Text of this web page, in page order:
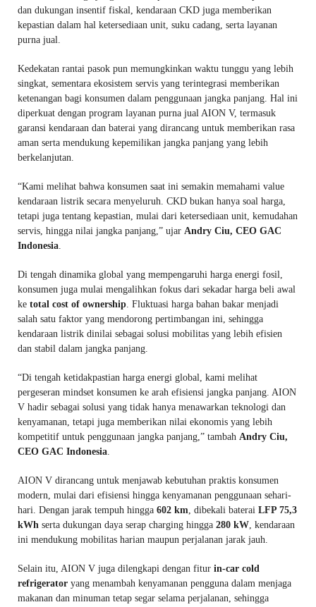
dan dukungan insentif fiskal, kendaraan CKD juga memberikan
kepastian dalam hal ketersediaan unit, suku cadang, serta layanan
purna jual.
Kedekatan rantai pasok pun memungkinkan waktu tunggu yang lebih
singkat, sementara ekosistem servis yang terintegrasi memberikan
ketenangan bagi konsumen dalam penggunaan jangka panjang. Hal ini
diperkuat dengan program layanan purna jual AION V, termasuk
garansi kendaraan dan baterai yang dirancang untuk memberikan rasa
aman serta mendukung kepemilikan jangka panjang yang lebih
berkelanjutan.
“Kami melihat bahwa konsumen saat ini semakin memahami value
kendaraan listrik secara menyeluruh. CKD bukan hanya soal harga,
tetapi juga tentang kepastian, mulai dari ketersediaan unit, kemudahan
servis, hingga nilai jangka panjang,” ujar Andry Ciu, CEO GAC
Indonesia.
Di tengah dinamika global yang mempengaruhi harga energi fosil,
konsumen juga mulai mengalihkan fokus dari sekadar harga beli awal
ke total cost of ownership. Fluktuasi harga bahan bakar menjadi
salah satu faktor yang mendorong pertimbangan ini, sehingga
kendaraan listrik dinilai sebagai solusi mobilitas yang lebih efisien
dan stabil dalam jangka panjang.
“Di tengah ketidakpastian harga energi global, kami melihat
pergeseran mindset konsumen ke arah efisiensi jangka panjang. AION
V hadir sebagai solusi yang tidak hanya menawarkan teknologi dan
kenyamanan, tetapi juga memberikan nilai ekonomis yang lebih
kompetitif untuk penggunaan jangka panjang,” tambah Andry Ciu,
CEO GAC Indonesia.
AION V dirancang untuk menjawab kebutuhan praktis konsumen
modern, mulai dari efisiensi hingga kenyamanan penggunaan sehari-
hari. Dengan jarak tempuh hingga 602 km, dibekali baterai LFP 75,3
kWh serta dukungan daya serap charging hingga 280 kW, kendaraan
ini mendukung mobilitas harian maupun perjalanan jarak jauh.
Selain itu, AION V juga dilengkapi dengan fitur in-car cold
refrigerator yang menambah kenyamanan pengguna dalam menjaga
makanan dan minuman tetap segar selama perjalanan, sehingga